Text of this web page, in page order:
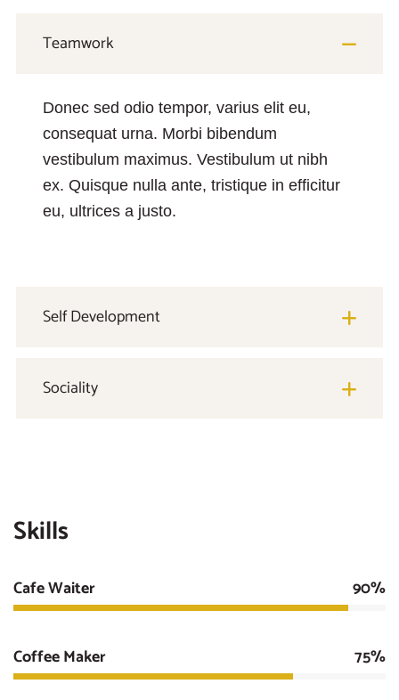
Teamwork
Donec sed odio tempor, varius elit eu,
consequat urna. Morbi bibendum
vestibulum maximus. Vestibulum ut nibh
ex. Quisque nulla ante, tristique in efficitur
eu, ultrices a justo.
Self Development
Sociality
Skills
Cafe Waiter 90%
Coffee Maker 75%